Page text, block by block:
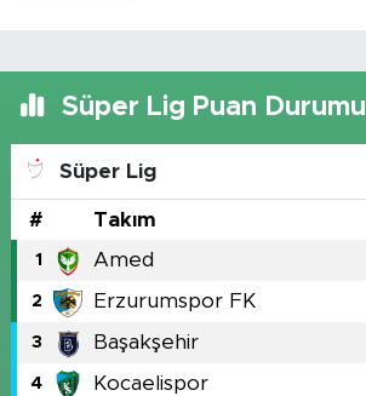
Süper Lig Puan Durumu
Süper Lig
# Takım
1 Amed
2 Erzurumspor FK
3 Başakşehir
4 Kocaelispor